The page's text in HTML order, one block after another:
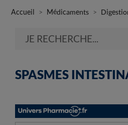
Accueil Médicaments
JE RECHERCHE...
SPASMES